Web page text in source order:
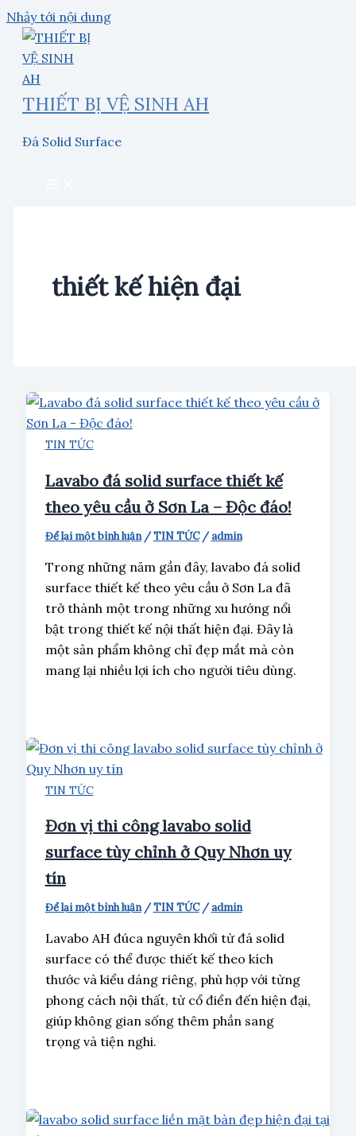
Nhảy tới nội dung
THIẾT BỊ VỆ SINH AH
Đá Solid Surface
thiết kế hiện đại
TIN TỨC
Lavabo đá solid surface thiết kế
theo yêu cầu ở Sơn La – Độc đáo!
Để lại một bình luận /TIN TỨC/admin
Trong những năm gần đây, lavabo đá solid
surface thiết kế theo yêu cầu ở Sơn La đã
trở thành một trong những xu hướng nổi
bật trong thiết kế nội thất hiện đại. Đây là
một sản phẩm không chỉ đẹp mắt mà còn
mang lại nhiều lợi ích cho người tiêu dùng.
TIN TỨC
Đơn vị thi công lavabo solid
surface tùy chỉnh ở Quy Nhơn uy
tín
Để lại một bình luận /TIN TỨC/admin
Lavabo AH đúca nguyên khối từ đá solid
surface có thể được thiết kế theo kích
thước và kiểu dáng riêng, phù hợp với từng
phong cách nội thất, từ cổ điển đến hiện đại,
giúp không gian sống thêm phần sang
trọng và tiện nghi.